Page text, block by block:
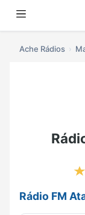
Ache Rádios
Rádio FM